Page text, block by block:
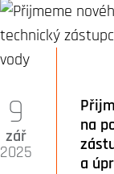
na
a
9
zář
2025